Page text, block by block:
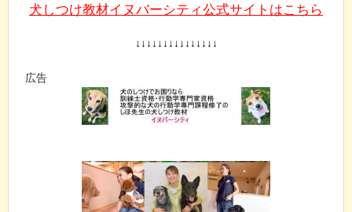
犬しつけ教材イヌバーシティ公式サイトはこちら
↓↓↓↓↓↓↓↓↓↓↓↓↓↓↓
広告